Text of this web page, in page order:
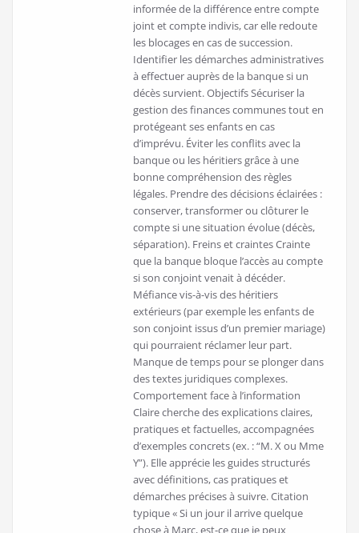
informée de la différence entre compte
joint et compte indivis, car elle redoute
les blocages en cas de succession.
Identifier les démarches administratives
à effectuer auprès de la banque si un
décès survient. Objectifs Sécuriser la
gestion des finances communes tout en
protégeant ses enfants en cas
d’imprévu. Éviter les conflits avec la
banque ou les héritiers grâce à une
bonne compréhension des règles
légales. Prendre des décisions éclairées :
conserver, transformer ou clôturer le
compte si une situation évolue (décès,
séparation). Freins et craintes Crainte
que la banque bloque l’accès au compte
si son conjoint venait à décéder.
Méfiance vis-à-vis des héritiers
extérieurs (par exemple les enfants de
son conjoint issus d’un premier mariage)
qui pourraient réclamer leur part.
Manque de temps pour se plonger dans
des textes juridiques complexes.
Comportement face à l’information
Claire cherche des explications claires,
pratiques et factuelles, accompagnées
d’exemples concrets (ex. : “M. X ou Mme
Y”). Elle apprécie les guides structurés
avec définitions, cas pratiques et
démarches précises à suivre. Citation
typique « Si un jour il arrive quelque
chose à Marc, est-ce que je peux